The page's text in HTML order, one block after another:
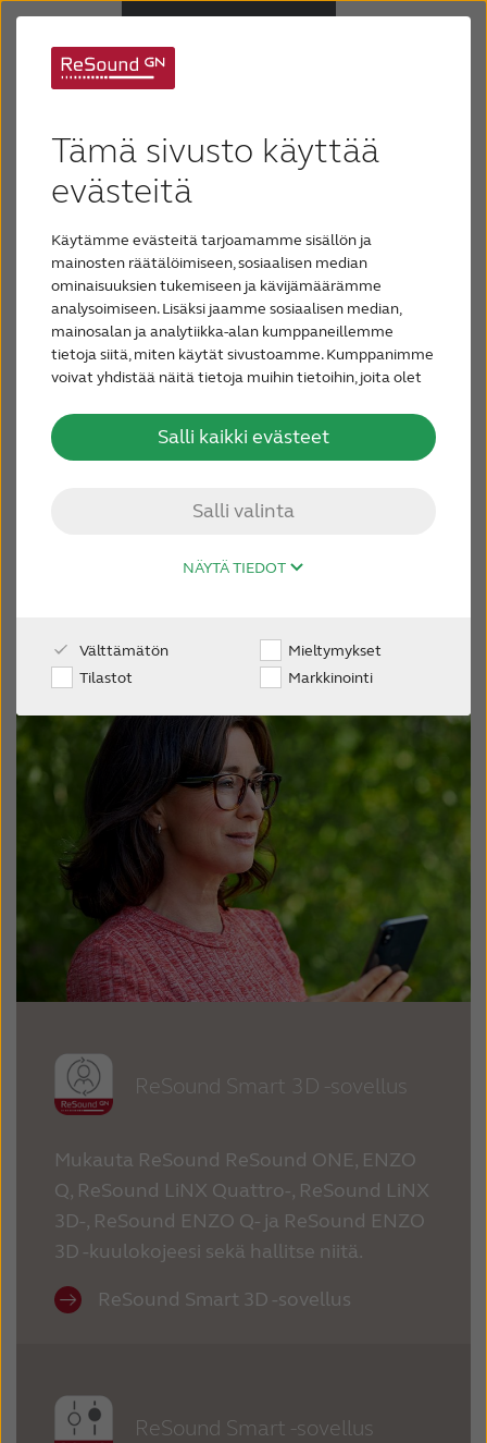
Tämä sivusto käyttää
evästeitä
Käytämme evästeitä tarjoamamme sisällön ja
mainosten räätälöimiseen, sosiaalisen median
ominaisuuksien tukemiseen ja kävijämäärämme
analysoimiseen. Lisäksi jaamme sosiaalisen median,
mainosalan ja analytiikka-alan kumppaneillemme
tietoja siitä, miten käytät sivustoamme. Kumppanimme
voivat yhdistää näitä tietoja muihin tietoihin, joita olet
heidän palvelujaan.
Salli valinta
Salli kaikki evästeet
NÄYTÄ TIEDOT
Välttämätön
Mieltymykset
Tilastot
Markkinointi
Kuulonalenema
Tuki & huolto
Miksi ReSound
Blogi
OTA YHTEYTTÄ
Australia Brasil
China Danmark
Deutschland España
France India
International Italia
Kazakhstan Korea
Latinoamérica Netherlands
Schweiz Suisse
Suomi
Türkçe United Kingdom
United States Österreich
عربي 日本
Tutustu
sovelluksiimme
Voit tehdä ReSound-kuulokojeistasi
yksilölliset helposti sekä ohjata niitä
kehittyneiden ja helppokäyttöisten
sovellustemme avulla. Lataa
tablet-tietokoneeseesi. Luo
täydelliset ääniasetukset ja nauti
napauttamalla näyttöä.
ReSound Smart 3D -sovellus
Mukauta ReSound ReSound ONE, ENZO
Q, ReSound LiNX Quattro-, ReSound LiNX
3D-, ReSound ENZO Q- ja ReSound ENZO
3D -kuulokojeesi sekä hallitse niitä.
ReSound Smart 3D -sovellus
ReSound Smart -sovellus